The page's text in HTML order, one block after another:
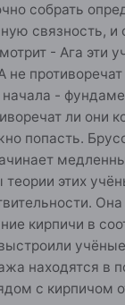
собрать
связность, и
- Ага эти
не
-
ли они
попасть.
теории этих
кирпичи в
находятся в
с кирпичом